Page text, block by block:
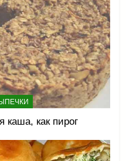
каша, как пирог